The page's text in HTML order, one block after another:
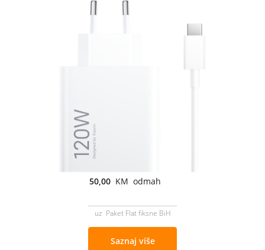
50,00 KM odmah
uz Paket Flat fiksne BiH
Saznaj više